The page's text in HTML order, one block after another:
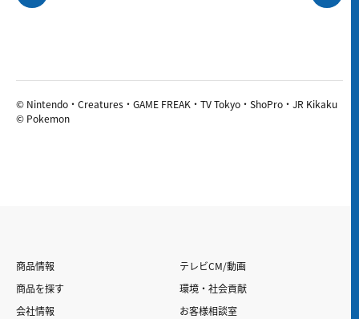
© Nintendo・Creatures・GAME FREAK・TV Tokyo・ShoPro・JR Kikaku
© Pokemon
商品情報
商品を探す
会社情報
テレビCM/動画
環境・社会貢献
お客様相談室